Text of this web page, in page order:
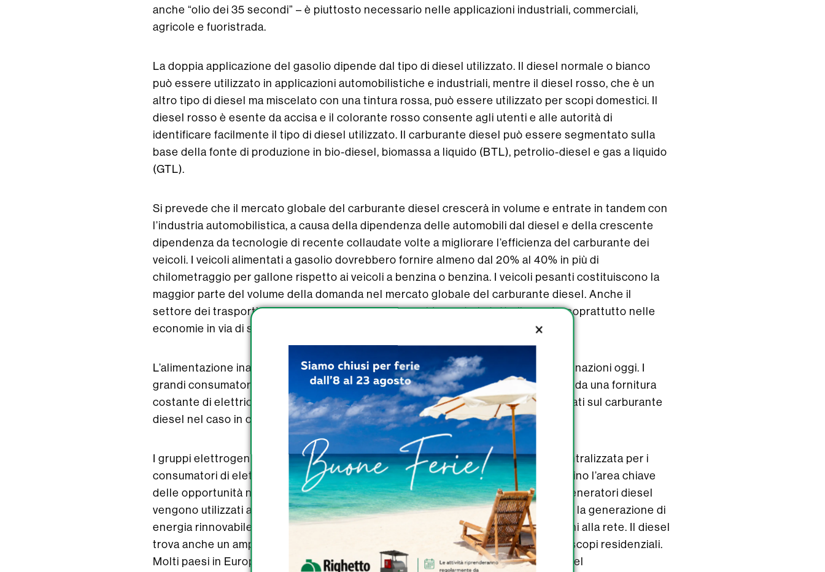
anche “olio dei 35 secondi” – è piuttosto necessario nelle applicazioni industriali, commerciali,
agricole e fuoristrada.
La doppia applicazione del gasolio dipende dal tipo di diesel utilizzato. Il diesel normale o bianco
può essere utilizzato in applicazioni automobilistiche e industriali, mentre il diesel rosso, che è un
altro tipo di diesel ma miscelato con una tintura rossa, può essere utilizzato per scopi domestici. Il
diesel rosso è esente da accisa e il colorante rosso consente agli utenti e alle autorità di
identificare facilmente il tipo di diesel utilizzato. Il carburante diesel può essere segmentato sulla
base della fonte di produzione in bio-diesel, biomassa a liquido (BTL), petrolio-diesel e gas a liquido
(GTL).
Si prevede che il mercato globale del carburante diesel crescerà in volume e entrate in tandem con
l’industria automobilistica, a causa della dipendenza delle automobili dal diesel e della crescente
dipendenza da tecnologie di recente collaudate volte a migliorare l’efficienza del carburante dei
veicoli. I veicoli alimentati a gasolio dovrebbero fornire almeno dal 20% al 40% in più di
chilometraggio per gallone rispetto ai veicoli a benzina o benzina. I veicoli pesanti costituiscono la
maggior parte del volume della domanda nel mercato globale del carburante diesel. Anche il
settore dei trasporti commerciali sta migliorando rapidamente in tutto il mondo, soprattutto nelle
economie in via di sviluppo dell’Asia Pacifico e dell’America Latina.
L’alimentazione inaffidabile e bassa è un problema che affligge un gran numero di nazioni oggi. I
grandi consumatori di energia le cui operazioni quotidiane dipendono fortemente da una fornitura
costante di elettricità stanno optando per sistemi di backup di alimentazione basati sul carburante
diesel nel caso in cui l’alimentazione della rete vacilli.
I gruppi elettrogeni diesel sono la forma preferita di generazione di backup decentralizzata per i
consumatori di elettricità di grandi dimensioni o industriali. È probabile che diventino l’area chiave
delle opportunità nel mercato globale del carburante diesel nei prossimi anni. I generatori diesel
vengono utilizzati anche per fornire energia intermittente alle famiglie rurali, dove la generazione di
energia rinnovabile non è possibile e non è possibile realizzare nuove connessioni alla rete. Il diesel
trova anche un ampio ambito di utilizzo nel riscaldamento degli ambienti e in altri scopi residenziali.
Molti paesi in Europa utilizzano costantemente il gasolio come parte integrante del